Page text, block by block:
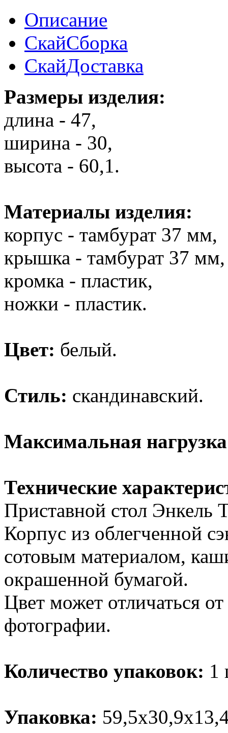
Описание
СкайСборка
СкайДоставка
Размеры изделия:
длина - 47,
ширина - 30,
высота - 60,1.
Материалы изделия:
корпус - тамбурат 37 мм,
крышка - тамбурат 37 мм,
кромка - пластик,
ножки - пластик.
Цвет: белый.
Стиль: скандинавский.
Максимальная
Технические
Приставной стол Энкель
Корпус из облегченной
сотовым материалом,
окрашенной бумагой.
Цвет может отличаться
фотографии.
Количество упаковок: 1
Упаковка: